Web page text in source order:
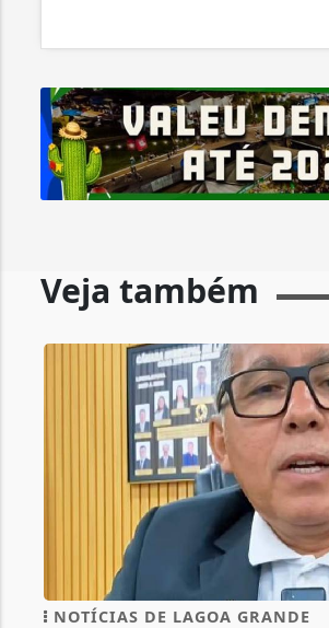
Veja também
NOTÍCIAS DE LAGOA GRANDE